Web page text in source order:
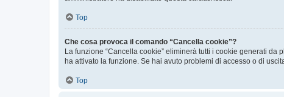
Top
Che cosa provoca il comando “Cancella cookie”?
La funzione “Cancella cookie” eliminerà tutti i cookie generati
ha attivato la funzione. Se hai avuto problemi di accesso o di
Top